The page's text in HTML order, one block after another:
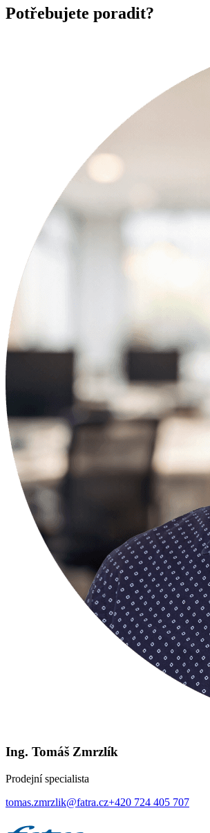
Potřebujete poradit?
Ing. Tomáš Zmrzlík
Prodejní specialista
tomas.zmrzlik@fatra.cz+420 724 405 707